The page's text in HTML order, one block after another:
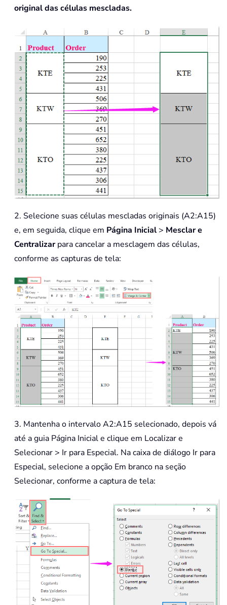
original das células mescladas.
2. Selecione suas células mescladas originais (A2:A15)
e, em seguida, clique em Página Inicial > Mesclar e
Centralizarpara cancelar a mesclagem das células,
conforme as capturas de tela:
3. Mantenha o intervalo A2:A15 selecionado, depois vá
até a guia Página Inicial e clique em Localizar e
Selecionar > Ir para Especial. Na caixa de diálogo Ir para
Especial, selecione a opção Em branco na seção
Selecionar, conforme a captura de tela: